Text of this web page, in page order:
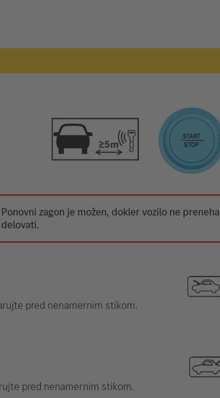
Ponovni zagon je možen, dokler vozilo ne preneha
delovati.
pred nenamernim stikom.
pred nenamernim stikom.